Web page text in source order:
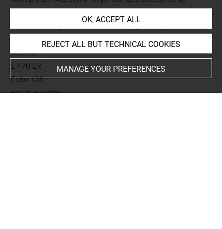
Enrichie de Figures en Taille-douce, gravées par les soins
de Jean-André Pfeffel, Graveur de S. M. Impériale. Tome
second.
L 470 LR
Folio 136
gravé au recto
OK, ACCEPT ALL
REJECT ALL BUT TECHNICAL COOKIES
MANAGE YOUR PREFERENCES